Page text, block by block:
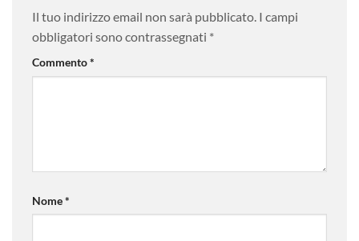
Il tuo indirizzo email non sarà pubblicato. I campi
obbligatori sono contrassegnati *
Commento*
Nome*